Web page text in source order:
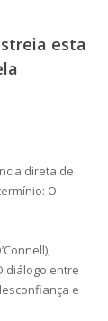
esta
direta de
O
diálogo entre
e